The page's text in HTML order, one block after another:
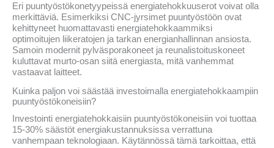
Eri puuntyöstökonetyypeissä energiatehokkuuserot voivat olla
merkittäviä. Esimerkiksi CNC-jyrsimet puuntyöstöön ovat
kehittyneet huomattavasti energiatehokkaammiksi
optimoitujen liikeratojen ja tarkan energianhallinnan ansiosta.
Samoin modernit pylväsporakoneet ja reunalistoituskoneet
kuluttavat murto-osan siitä energiasta, mitä vanhemmat
vastaavat laitteet.
Kuinka paljon voi säästää investoimalla energiatehokkaampiin
puuntyöstökoneisiin?
Investointi energiatehokkaisiin puuntyöstökoneisiin voi tuottaa
15-30% säästöt energiakustannuksissa verrattuna
vanhempaan teknologiaan. Käytännössä tämä tarkoittaa, että